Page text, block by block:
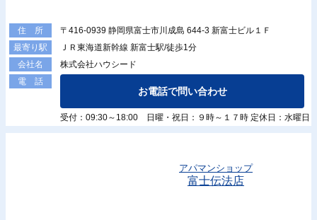
住 所
〒416-0939 静岡県富士市川成島 644-3 新富士ビル１Ｆ
最寄り駅
ＪＲ東海道新幹線 新富士駅/徒歩1分
会社名
株式会社ハウシード
電 話
お電話で問い合わせ
受付：09:30～18:00 日曜・祝日：９時～１７時 定休日：水曜日
アパマンショップ
富士伝法店